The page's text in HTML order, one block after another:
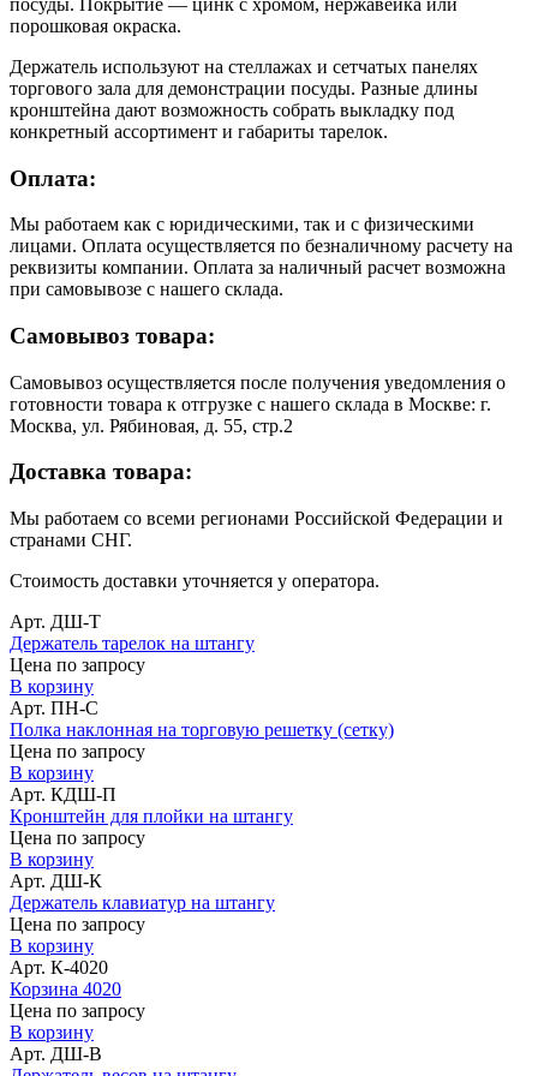
порошковая окраска.
Держатель используют на стеллажах и сетчатых панелях
торгового зала для демонстрации посуды. Разные длины
кронштейна дают возможность собрать выкладку под
конкретный ассортимент и габариты тарелок.
Оплата:
Мы работаем как с юридическими, так и с физическими
лицами. Оплата осуществляется по безналичному расчету на
реквизиты компании. Оплата за наличный расчет возможна
при самовывозе с нашего склада.
Самовывоз товара:
Самовывоз осуществляется после получения уведомления о
готовности товара к отгрузке с нашего склада в Москве: г.
Москва, ул. Рябиновая, д. 55, стр.2
Доставка товара:
Мы работаем со всеми регионами Российской Федерации и
странами СНГ.
Стоимость доставки уточняется у оператора.
Арт. ДШ-Т
Держатель тарелок на штангу
Цена по запросу
В корзину
Арт. ПН-С
Полка наклонная на торговую решетку (сетку)
Цена по запросу
В корзину
Арт. КДШ-П
Кронштейн для плойки на штангу
Цена по запросу
В корзину
Арт. ДШ-К
Держатель клавиатур на штангу
Цена по запросу
В корзину
Арт. К-4020
Корзина 4020
Цена по запросу
В корзину
Арт. ДШ-В